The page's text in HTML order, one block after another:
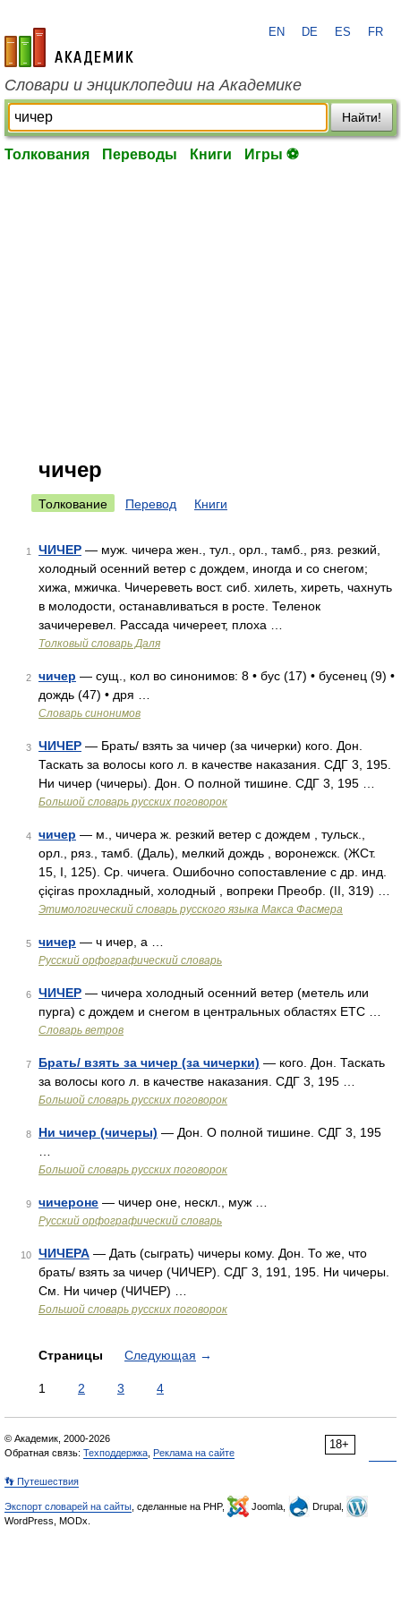
academic.ru
EN DE ES FR
Словари и энциклопедии на Академике
Найти!
Толкования Переводы Книги Игры ⚽
чичер
Толкование Перевод Книги
1 ЧИЧЕР — муж. чичера жен., тул., орл., тамб., ряз. резкий,
холодный осенний ветер с дождем, иногда и со снегом;
хижа, мжичка. Чичереветь вост. сиб. хилеть, хиреть, чахнуть
в молодости, останавливаться в росте. Теленок
зачичеревел. Рассада чичереет, плоха …
Толковый словарь Даля
2 чичер — сущ., кол во синонимов: 8 • бус (17) • бусенец (9) •
дождь (47) • дря …
Словарь синонимов
3 ЧИЧЕР — Брать/ взять за чичер (за чичерки) кого. Дон.
Таскать за волосы кого л. в качестве наказания. СДГ 3, 195.
Ни чичер (чичеры). Дон. О полной тишине. СДГ 3, 195 …
Большой словарь русских поговорок
4 чичер — м., чичера ж. резкий ветер с дождем , тульск.,
орл., ряз., тамб. (Даль), мелкий дождь , воронежск. (ЖСт.
15, I, 125). Ср. чичега. Ошибочно сопоставление с др. инд.
c̨ic̨iras прохладный, холодный , вопреки Преобр. (II, 319) …
Этимологический словарь русского языка Макса Фасмера
5 чичер — ч ичер, а …
Русский орфографический словарь
6 ЧИЧЕР — чичера холодный осенний ветер (метель или
пурга) с дождем и снегом в центральных областях ETC …
Словарь ветров
7 Брать/ взять за чичер (за чичерки) — кого. Дон. Таскать
за волосы кого л. в качестве наказания. СДГ 3, 195 …
Большой словарь русских поговорок
8 Ни чичер (чичеры) — Дон. О полной тишине. СДГ 3, 195
Большой словарь русских поговорок
9 чичероне — чичер оне, нескл., муж …
Русский орфографический словарь
10 ЧИЧЕРА — Дать (сыграть) чичеры кому. Дон. То же, что
брать/ взять за чичер (ЧИЧЕР). СДГ 3, 191, 195. Ни чичеры.
См. Ни чичер (ЧИЧЕР) …
Большой словарь русских поговорок
Страницы Следующая →
1 2 3 4
18+
© Академик, 2000-2026
Обратная связь: Техподдержка Реклама на сайте
👣 Путешествия
Экспорт словарей на сайты , сделанные на PHP, Joomla,
Drupal,
WordPress, MODx.